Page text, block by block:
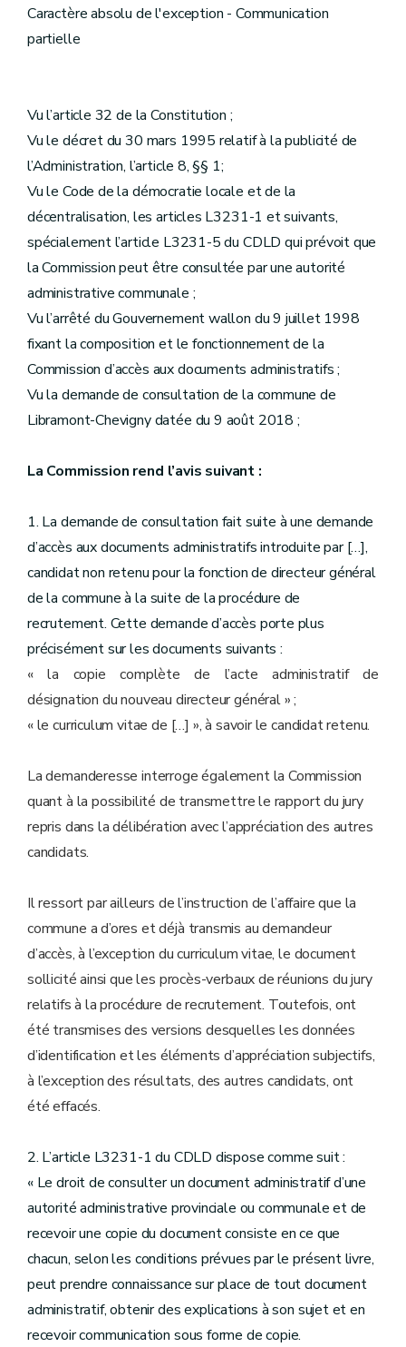
Caractère absolu de l'exception - Communication
partielle
Vu l’article 32 de la Constitution ;
Vu le décret du 30 mars 1995 relatif à la publicité de
l’Administration, l’article 8, §§ 1;
Vu le Code de la démocratie locale et de la
décentralisation, les articles L3231-1 et suivants,
spécialement l’article L3231-5 du CDLD qui prévoit que
la Commission peut être consultée par une autorité
administrative communale ;
Vu l’arrêté du Gouvernement wallon du 9 juillet 1998
fixant la composition et le fonctionnement de la
Commission d’accès aux documents administratifs ;
Vu la demande de consultation de la commune de
Libramont-Chevigny datée du 9 août 2018 ;
La Commission rend l’avis suivant :
1. La demande de consultation fait suite à une demande
d’accès aux documents administratifs introduite par […],
candidat non retenu pour la fonction de directeur général
de la commune à la suite de la procédure de
recrutement. Cette demande d’accès porte plus
précisément sur les documents suivants :
« la copie complète de l’acte administratif de
désignation du nouveau directeur général » ;
« le curriculum vitae de […] », à savoir le candidat retenu.
La demanderesse interroge également la Commission
quant à la possibilité de transmettre le rapport du jury
repris dans la délibération avec l’appréciation des autres
candidats.
Il ressort par ailleurs de l’instruction de l’affaire que la
commune a d’ores et déjà transmis au demandeur
d’accès, à l’exception du curriculum vitae, le document
sollicité ainsi que les procès-verbaux de réunions du jury
relatifs à la procédure de recrutement. Toutefois, ont
été transmises des versions desquelles les données
d’identification et les éléments d’appréciation subjectifs,
à l’exception des résultats, des autres candidats, ont
été effacés.
2. L’article L3231-1 du CDLD dispose comme suit :
« Le droit de consulter un document administratif d’une
autorité administrative provinciale ou communale et de
recevoir une copie du document consiste en ce que
chacun, selon les conditions prévues par le présent livre,
peut prendre connaissance sur place de tout document
administratif, obtenir des explications à son sujet et en
recevoir communication sous forme de copie.